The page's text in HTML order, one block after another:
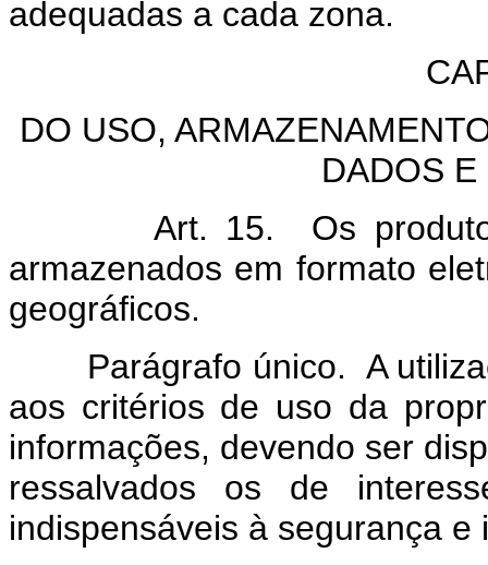
adequadas a cada zona.
DO USO,
DADOS
Art. 15. Os produtos
armazenados em formato
geográficos.
Parágrafo único. A
aos critérios de uso da
informações, devendo ser
ressalvados os de
indispensáveis à segurança